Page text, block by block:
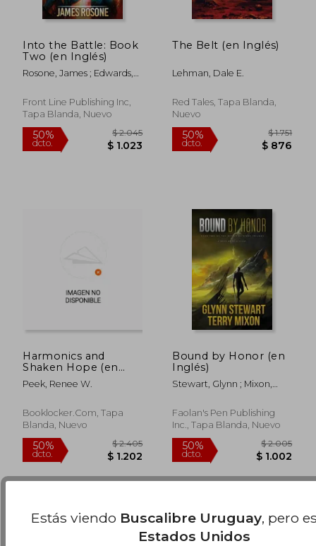
50%
dcto.
$ 2.220 50%
dcto. $ 1.123 dcto.
Into the Battle: Book
Two (en Inglés)
Rosone, James ; Edwards,
Front Line Publishing Inc,
Tapa Blanda, Nuevo
The Belt (en Inglés)
Lehman, Dale E.
Red Tales, Tapa Blanda,
Nuevo
Harmonics and
Shaken Hope (en
Inglés)
Peek, Renee W.
Booklocker.com, Tapa
Blanda, Nuevo
Bound by Honor (en
Inglés)
Stewart, Glynn ; Mixon,
Faolan's Pen Publishing
Inc., Tapa Blanda, Nuevo
Estás viendo Buscalibre Uruguay, pero
Estados Unidos